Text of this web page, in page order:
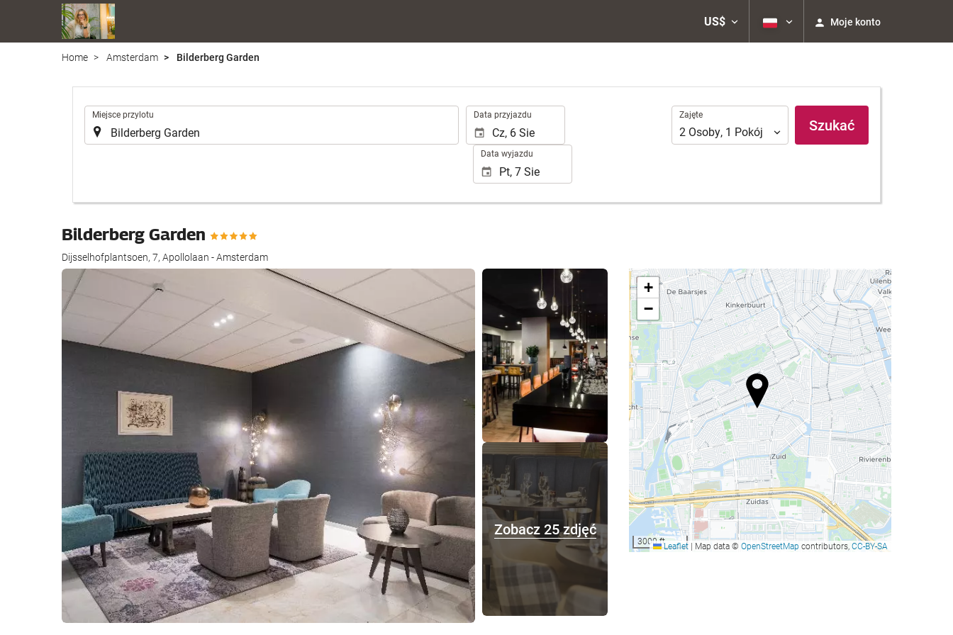
US$ Moje konto
Home Amsterdam Bilderberg Garden
Miejsce przylotu Data przyjazdu
Data wyjazdu
Zajęte
Zajęte
2 Osoby, 1 Pokój Szukać
Bilderberg Garden
Dijsselhofplantsoen, 7, Apollolaan - Amsterdam
Zobacz 25 zdjęć
Zobacz 25 zdjęć
+
−
3000 ftLeaflet Map data © OpenStreetMap contributors, CC-BY-SA